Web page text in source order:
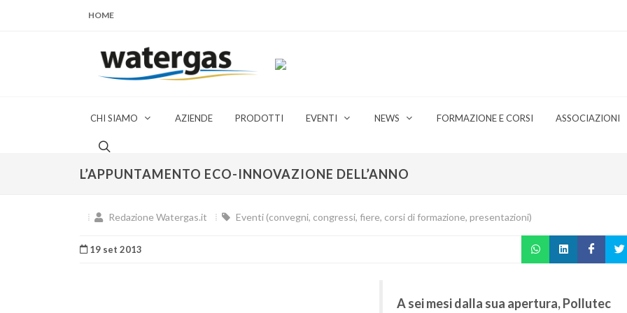
HOME
CHI SIAMO AZIENDE PRODOTTI EVENTI NEWS FORMAZIONE E CORSI ASSOCIAZIONI
L’APPUNTAMENTO ECO-INNOVAZIONE DELL’ANNO
Redazione Watergas.it Eventi (convegni, congressi, fiere, corsi di formazione, presentazioni)
19 set 2013
A sei mesi dalla sua apertura, Pollutec